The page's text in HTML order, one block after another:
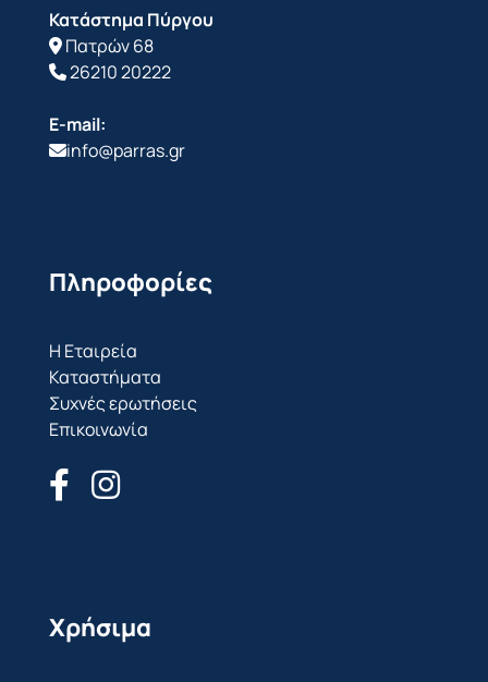
Κατάστημα Πύργου
Πατρών 68
26210 20222
E-mail:
info@parras.gr
Πληροφορίες
Η Εταιρεία
Καταστήματα
Συχνές ερωτήσεις
Επικοινωνία
Χρήσιμα